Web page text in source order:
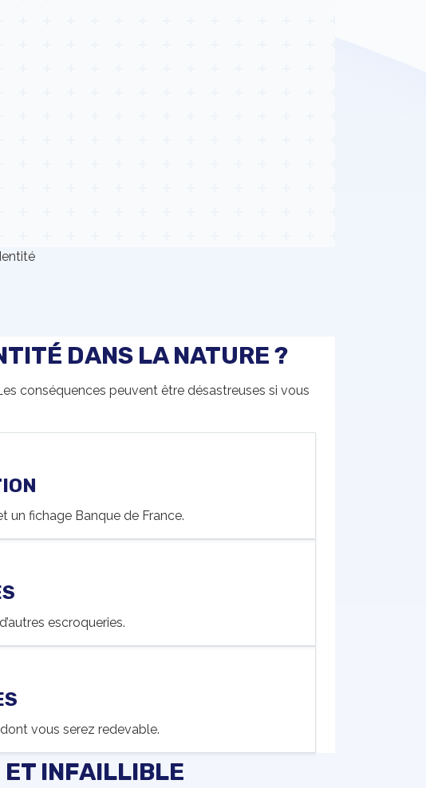
DANS LA NATURE ?
conséquences peuvent être désastreuses si vous
un fichage Banque de France.
escroqueries.
vous serez redevable.
ET INFAILLIBLE